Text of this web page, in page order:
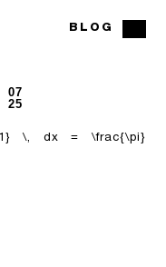
BLOG
07
25
\, dx = \frac{\pi}